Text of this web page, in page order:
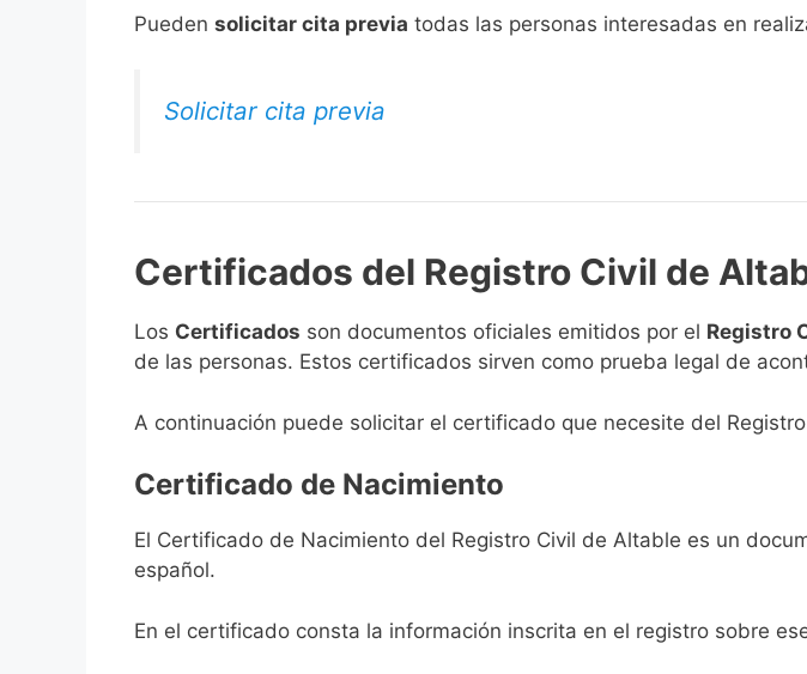
​Pueden solicitar cita previa todas las personas interesadas en
Solicitar cita previa
Certificados del Registro Civil de
Los Certificados son documentos oficiales emitidos por el Registro
de las personas. Estos certificados sirven como prueba legal de
A continuación puede solicitar el certificado que necesite del
Certificado de Nacimiento
El Certificado de Nacimiento del Registro Civil de Altable es un
español.
En el certificado consta la información inscrita en el registro sobre